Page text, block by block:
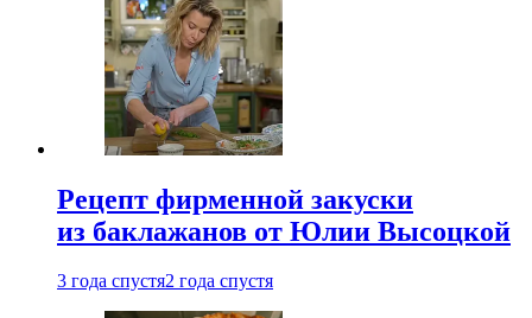
Рецепт фирменной закуски
из баклажанов от Юлии Высоцкой
3 года спустя2 года спустя